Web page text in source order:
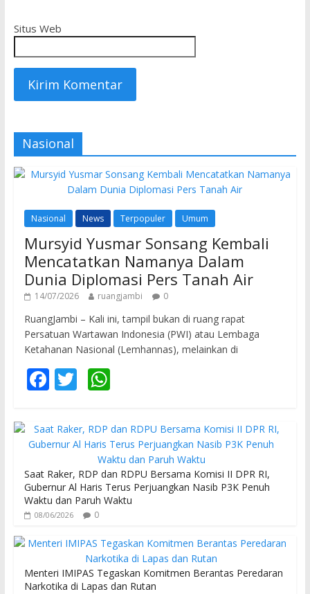
Situs Web
Nasional
Nasional News Terpopuler Umum
Mursyid Yusmar Sonsang Kembali
Mencatatkan Namanya Dalam
Dunia Diplomasi Pers Tanah Air
14/07/2026 ruangjambi 0
RuangJambi – Kali ini, tampil bukan di ruang rapat
Persatuan Wartawan Indonesia (PWI) atau Lembaga
Ketahanan Nasional (Lemhannas), melainkan di
F
e
b
o
o
k
T
itt
er
W
at
s
A
p
p
Saat Raker, RDP dan RDPU Bersama Komisi II DPR RI,
Gubernur Al Haris Terus Perjuangkan Nasib P3K Penuh
Waktu dan Paruh Waktu
08/06/2026 0
Menteri IMIPAS Tegaskan Komitmen Berantas Peredaran
Narkotika di Lapas dan Rutan